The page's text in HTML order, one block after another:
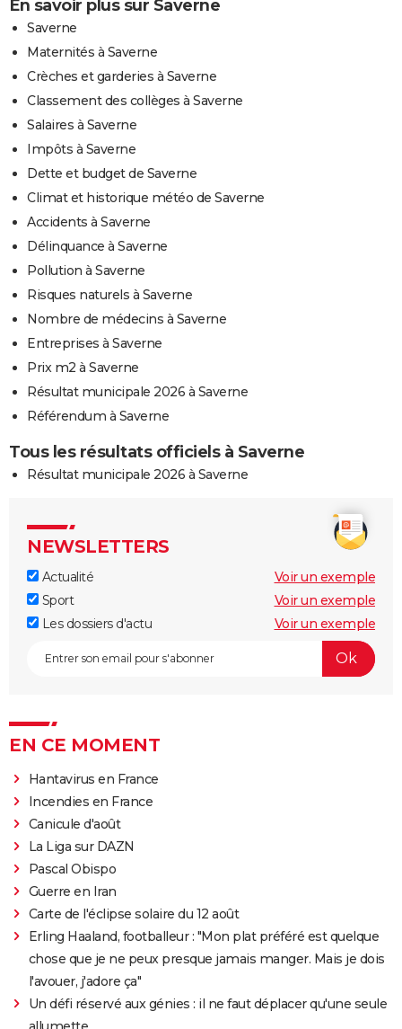
En savoir plus sur Saverne
Saverne
Maternités à Saverne
Crèches et garderies à Saverne
Classement des collèges à Saverne
Salaires à Saverne
Impôts à Saverne
Dette et budget de Saverne
Climat et historique météo de Saverne
Accidents à Saverne
Délinquance à Saverne
Pollution à Saverne
Risques naturels à Saverne
Nombre de médecins à Saverne
Entreprises à Saverne
Prix m2 à Saverne
Résultat municipale 2026 à Saverne
Référendum à Saverne
Tous les résultats officiels à Saverne
Résultat municipale 2026 à Saverne
NEWSLETTERS
Actualité
Voir un exemple
Sport
Voir un exemple
Les dossiers d'actu
Voir un exemple
EN CE MOMENT
Hantavirus en France
Incendies en France
Canicule d'août
La Liga sur DAZN
Pascal Obispo
Guerre en Iran
Carte de l'éclipse solaire du 12 août
Erling Haaland, footballeur : "Mon plat préféré est quelque
chose que je ne peux presque jamais manger. Mais je dois
l'avouer, j'adore ça"
Un défi réservé aux génies : il ne faut déplacer qu'une seule